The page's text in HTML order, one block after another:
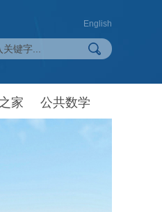
English
家 公共数学